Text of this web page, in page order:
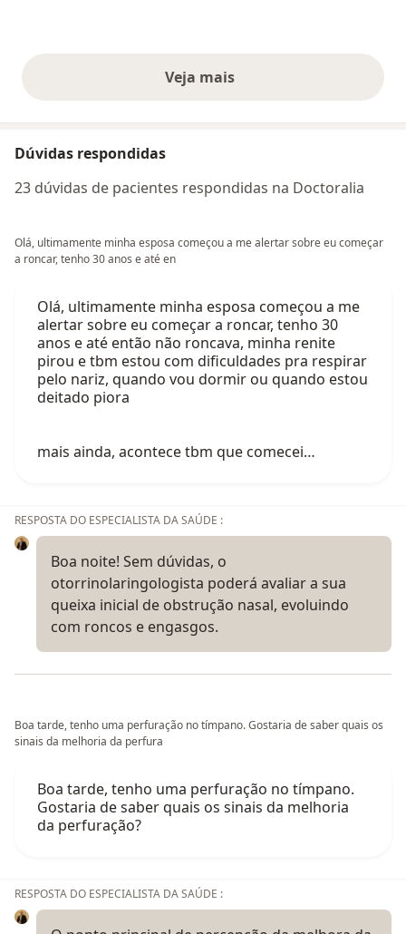
Veja maisopiniões acima
Dúvidas respondidas
23 dúvidas de pacientes respondidas na Doctoralia
Olá, ultimamente minha esposa começou a me alertar sobre eu começar
a roncar, tenho 30 anos e até en
Olá, ultimamente minha esposa começou a me
alertar sobre eu começar a roncar, tenho 30
anos e até então não roncava, minha renite
pirou e tbm estou com dificuldades pra respirar
pelo nariz, quando vou dormir ou quando estou
deitado piora
mais ainda, acontece tbm que comecei…
RESPOSTA DO ESPECIALISTA DA SAÚDE :
Boa noite! Sem dúvidas, o
otorrinolaringologista poderá avaliar a sua
queixa inicial de obstrução nasal, evoluindo
com roncos e engasgos.
Boa tarde, tenho uma perfuração no tímpano. Gostaria de saber quais os
sinais da melhoria da perfura
Boa tarde, tenho uma perfuração no tímpano.
Gostaria de saber quais os sinais da melhoria
da perfuração?
RESPOSTA DO ESPECIALISTA DA SAÚDE :